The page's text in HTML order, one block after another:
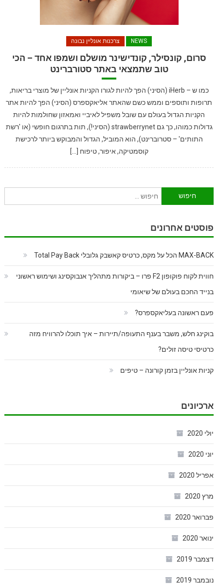
NEWS צרכנות אונליין נבונה
סרום, קונסילר, קונדישינר מושלם ושמפו אחד – הכי
טוב שתמצאי באתר סטורברינט
כמו ש – iHerb (הסיני) הפך להיות לגורו הקניות אונליין של מוצרי בריאות,
תרופות ותוספים וממש כשם שהאתר אליאקספרס (הסיני) הפך להיות אתר
הקניות הגדול בעולם עם שובל משפיל לאיביי ואמאזון שחולמות להיות
גדולות כמוהו, כך גם strawberrynet (הסיני!), תות בתרגום חופשי (או 'רשת
התותים' – סטרוברינט), הוא המוביל, הגדול והמבוקש ביותר לרכישת
קוסמטיקה, איפור, טיפוח […]
חיפוש:
פוסטים אחרונים
MAX-BACK הכל על מקס, כרטיס קאשבק גלובלי Total Pay Back
חווית לקוח פוקופון F2 פרו – ביקורות מתהליך אנבוקסינג ושימוש ראשוני
בנייד החכם בעולם של שיאומי
פעם ראשונה בעליאקספרס?
בוקינג חלש, משבר בענף התעופה/תיירות – איך תוכלו להרוויח מזה
כרטיסי טיסה זולים?
קניות אונליין בזמן קורונה – טיפים
ארכיונים
יולי 2020
יוני 2020
אפריל 2020
מרץ 2020
פברואר 2020
ינואר 2020
דצמבר 2019
נובמבר 2019